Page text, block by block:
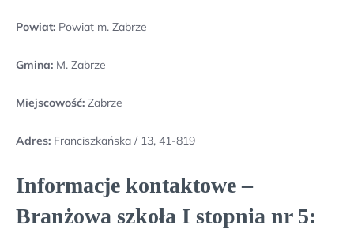
Powiat: Powiat m. Zabrze
Gmina: M. Zabrze
Miejscowość: Zabrze
Adres: Franciszkańska / 13, 41-819
Informacje kontaktowe –
Branżowa szkoła I stopnia nr 5: